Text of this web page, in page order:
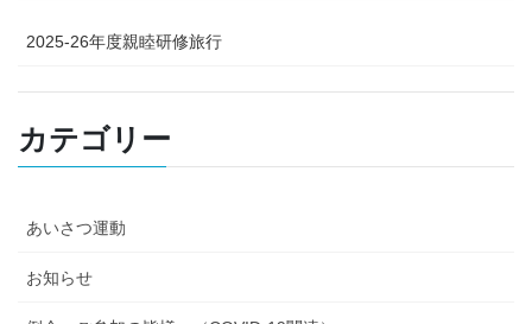
2025-26年度親睦研修旅行
カテゴリー
あいさつ運動
お知らせ